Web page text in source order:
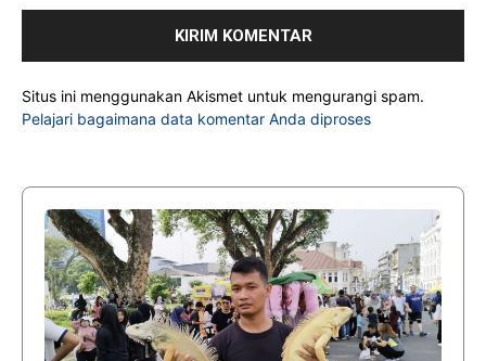
Situs ini menggunakan Akismet untuk mengurangi spam.
Pelajari bagaimana data komentar Anda diproses